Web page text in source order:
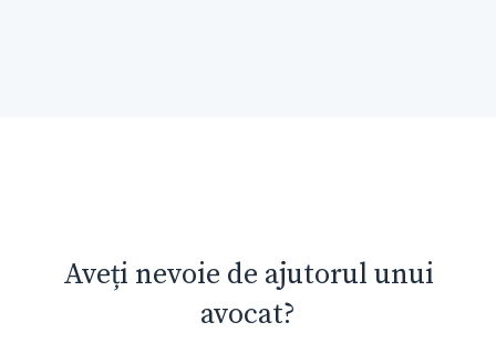
Aveți nevoie de ajutorul unui
avocat?